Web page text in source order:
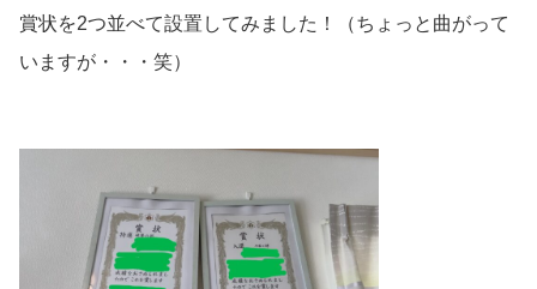
賞状を2つ並べて設置してみました！（ちょっと曲がって
いますが・・・笑）